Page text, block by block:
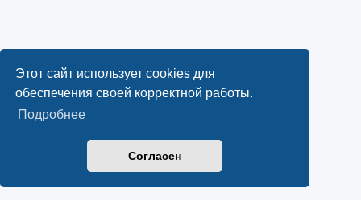
Этот сайт использует cookies для
обеспечения своей корректной работы.
Подробнее
Согласен